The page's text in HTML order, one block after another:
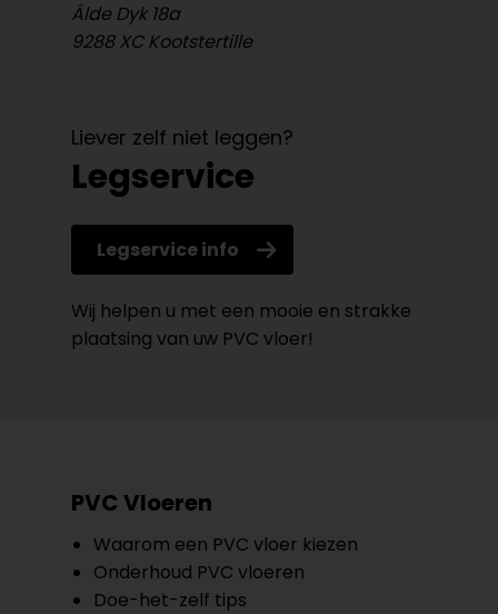
Âlde Dyk 18a
9288 XC Kootstertille
Liever zelf niet leggen?
Legservice
Legservice info
Wij helpen u met een mooie en strakke
plaatsing van uw PVC vloer!
PVC Vloeren
Waarom een PVC vloer kiezen
Onderhoud PVC vloeren
Doe-het-zelf tips